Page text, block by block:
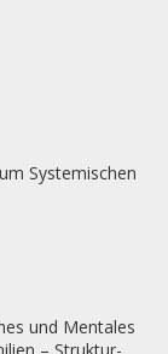
Systemischen
und Mentales